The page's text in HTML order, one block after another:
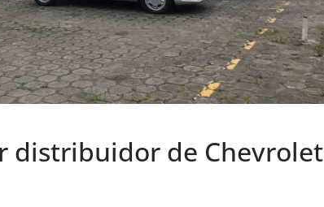
distribuidor de Chevrolet